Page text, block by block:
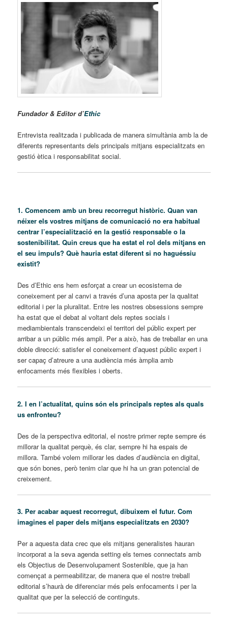
Fundador & Editor d’Ethic
Entrevista realitzada i publicada de manera simultània amb la de
diferents representants dels principals mitjans especialitzats en
gestió ètica i responsabilitat social.
1. Comencem amb un breu recorregut històric. Quan van
néixer els vostres mitjans de comunicació no era habitual
centrar l’especialització en la gestió responsable o la
sostenibilitat. Quin creus que ha estat el rol dels mitjans en
el seu impuls? Què hauria estat diferent si no haguéssiu
existit?
Des d’Ethic ens hem esforçat a crear un ecosistema de
coneixement per al canvi a través d’una aposta per la qualitat
editorial i per la pluralitat. Entre les nostres obsessions sempre
ha estat que el debat al voltant dels reptes socials i
mediambientals transcendeixi el territori del públic expert per
arribar a un públic més ampli. Per a això, has de treballar en una
doble direcció: satisfer el coneixement d’aquest públic expert i
ser capaç d’atreure a una audiència més àmplia amb
enfocaments més flexibles i oberts.
2. I en l’actualitat, quins són els principals reptes als quals
us enfronteu?
Des de la perspectiva editorial, el nostre primer repte sempre és
millorar la qualitat perquè, és clar, sempre hi ha espais de
millora. També volem millorar les dades d’audiència en digital,
que són bones, però tenim clar que hi ha un gran potencial de
creixement.
3. Per acabar aquest recorregut, dibuixem el futur. Com
imagines el paper dels mitjans especialitzats en 2030?
Per a aquesta data crec que els mitjans generalistes hauran
incorporat a la seva agenda setting els temes connectats amb
els Objectius de Desenvolupament Sostenible, que ja han
començat a permeabilitzar, de manera que el nostre treball
editorial s’haurà de diferenciar més pels enfocaments i per la
qualitat que per la selecció de continguts.